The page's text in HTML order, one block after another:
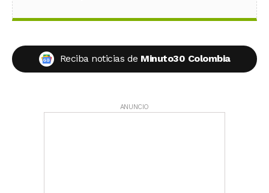
Reciba noticias de Minuto30 Colombia
ANUNCIO